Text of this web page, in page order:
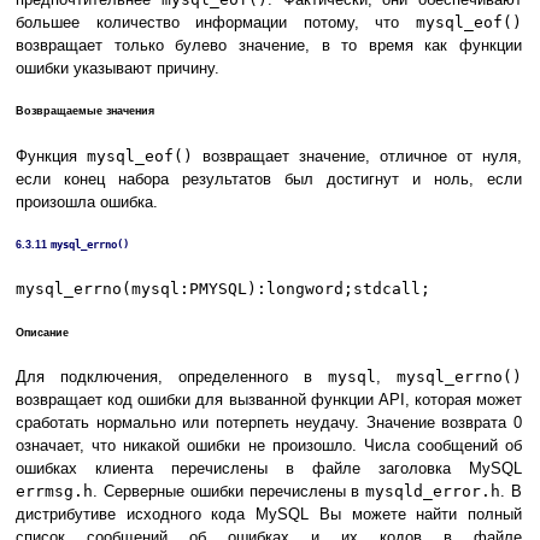
большее количество информации потому, что mysql_eof()
возвращает только булево значение, в то время как функции
ошибки указывают причину.
Возвращаемые значения
Функция mysql_eof()
возвращает значение, отличное от нуля,
если конец набора результатов был достигнут и ноль, если
произошла ошибка.
6.3.11 mysql_errno()
mysql_errno(mysql:PMYSQL):longword;stdcall;
Описание
Для подключения, определенного в mysql
mysql_errno()
возвращает код ошибки для вызванной функции API, которая может
сработать нормально или потерпеть неудачу. Значение возврата 0
означает, что никакой ошибки не произошло. Числа сообщений об
ошибках клиента перечислены в файле заголовка MySQL
errmsg.h . Серверные ошибки перечислены вmysqld_error.h . В
дистрибутиве исходного кода MySQL Вы можете найти полный